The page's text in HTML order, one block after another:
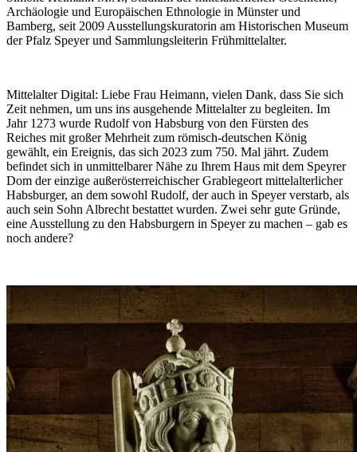
Archäologie und Europäischen Ethnologie in Münster und
Bamberg, seit 2009 Ausstellungskuratorin am Historischen Museum
der Pfalz Speyer und Sammlungsleiterin Frühmittelalter.
Mittelalter Digital: Liebe Frau Heimann, vielen Dank, dass Sie sich
Zeit nehmen, um uns ins ausgehende Mittelalter zu begleiten. Im
Jahr 1273 wurde Rudolf von Habsburg von den Fürsten des
Reiches mit großer Mehrheit zum römisch-deutschen König
gewählt, ein Ereignis, das sich 2023 zum 750. Mal jährt. Zudem
befindet sich in unmittelbarer Nähe zu Ihrem Haus mit dem Speyrer
Dom der einzige außerösterreichischer Grablegeort mittelalterlicher
Habsburger, an dem sowohl Rudolf, der auch in Speyer verstarb, als
auch sein Sohn Albrecht bestattet wurden. Zwei sehr gute Gründe,
eine Ausstellung zu den Habsburgern in Speyer zu machen – gab es
noch andere?